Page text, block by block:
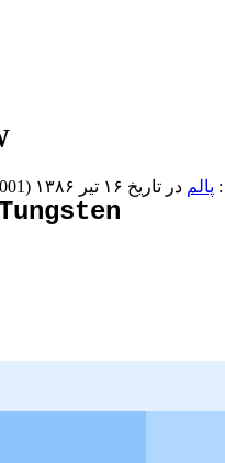
پالم در تاريخ ۱۶ تیر ۱۳۸۶ (3001 بار